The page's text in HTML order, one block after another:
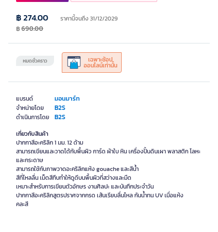
แบรนด์ มอนมาร์ท
จำหน่ายโดย B2S
ดำเนินการโดย B2S
หมดชั่วคราว เฉพาะช้อป
ออนไลน์เท่านั้น
฿ 274.00 ราคานี้จนถึง 31/12/2029
฿690.00
เกี่ยวกับสินค้า
ปากกาสีอะคริลิก 1 มม. 12 ด้าม
สามารถเขียนและวาดได้กับพื้นผิว การ์ด ผ้าใบ หิน เครื่องปั้นดินเผา พลาสติก โลหะ
และกระดาษ
สามารถใช้กับภาพวาดอะคริลิกแห้ง gouache และสีน้ำ
สีที่ไหลลื่น เม็ดสีทึบทำให้ดูดีบนพื้นผิวที่สว่างและมืด
เหมาะสำหรับการเขียนตัวอักษร งานศิลปะ และบันทึกประจำวัน
ปากกาสีอะคริลิกสูตรปราศจากกรด เส้นเรียบลื่นไหล กันน้ำทน UV เมื่อแห้ง
คละสี